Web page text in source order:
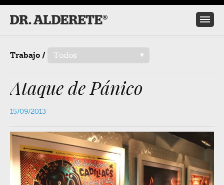
Trabajo / /
Todos
Ataque de Pánico
15/09/2013